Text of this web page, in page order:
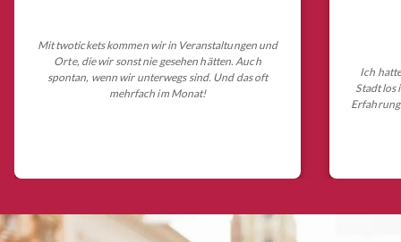
Mit twotickets kommen wir in Veranstaltungen und
Orte, die wir sonst nie gesehen hätten. Auch
spontan, wenn wir unterwegs sind. Und das oft
mehrfach im Monat!
Ich
Stadt los